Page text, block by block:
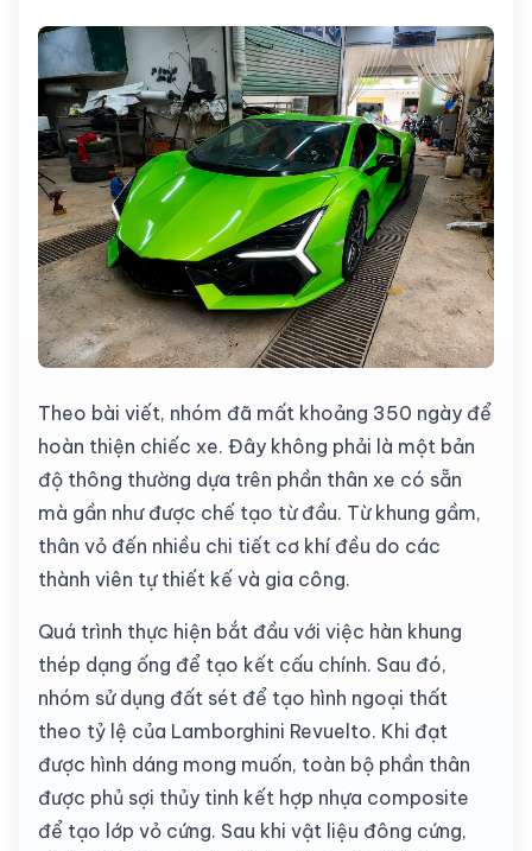
Theo bài viết, nhóm đã mất khoảng 350 ngày để
hoàn thiện chiếc xe. Đây không phải là một bản
độ thông thường dựa trên phần thân xe có sẵn
mà gần như được chế tạo từ đầu. Từ khung gầm,
thân vỏ đến nhiều chi tiết cơ khí đều do các
thành viên tự thiết kế và gia công.
Quá trình thực hiện bắt đầu với việc hàn khung
thép dạng ống để tạo kết cấu chính. Sau đó,
nhóm sử dụng đất sét để tạo hình ngoại thất
theo tỷ lệ của Lamborghini Revuelto. Khi đạt
được hình dáng mong muốn, toàn bộ phần thân
được phủ sợi thủy tinh kết hợp nhựa composite
để tạo lớp vỏ cứng. Sau khi vật liệu đông cứng,